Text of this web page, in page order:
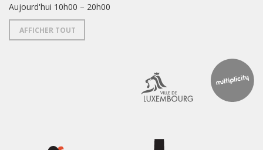
Aujourd'hui 10h00 – 20h00
AFFICHER TOUT